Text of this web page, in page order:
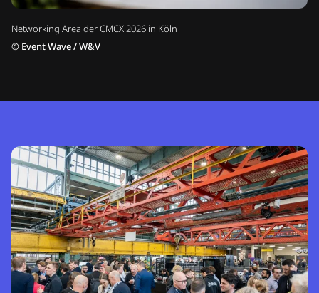
Networking Area der CMCX 2026 in Köln
© Event Wave / W&V